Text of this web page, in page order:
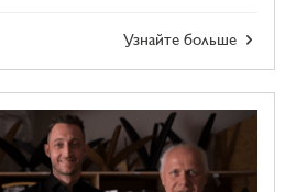
Узнайте больше